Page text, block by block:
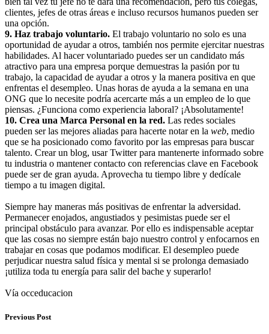
clientes, jefes de otras áreas e incluso recursos humanos pueden ser
una opción.
9. Haz trabajo voluntario. El trabajo voluntario no solo es una
oportunidad de ayudar a otros, también nos permite ejercitar nuestras
habilidades. Al hacer voluntariado puedes ser un candidato más
atractivo para una empresa porque demuestras la pasión por tu
trabajo, la capacidad de ayudar a otros y la manera positiva en que
enfrentas el desempleo. Unas horas de ayuda a la semana en una
ONG que lo necesite podría acercarte más a un empleo de lo que
piensas. ¿Funciona como experiencia laboral? ¡Absolutamente!
10. Crea una Marca Personal en la red. Las redes sociales
pueden ser las mejores aliadas para hacerte notar en la web, medio
que se ha posicionado como favorito por las empresas para buscar
talento. Crear un blog, usar Twitter para mantenerte informado sobre
tu industria o mantener contacto con referencias clave en Facebook
puede ser de gran ayuda. Aprovecha tu tiempo libre y dedícale
tiempo a tu imagen digital.
Siempre hay maneras más positivas de enfrentar la adversidad.
Permanecer enojados, angustiados y pesimistas puede ser el
principal obstáculo para avanzar. Por ello es indispensable aceptar
que las cosas no siempre están bajo nuestro control y enfocarnos en
trabajar en cosas que podamos modificar. El desempleo puede
perjudicar nuestra salud física y mental si se prolonga demasiado
¡utiliza toda tu energía para salir del bache y superarlo!
Vía occeducacion
Previous Post